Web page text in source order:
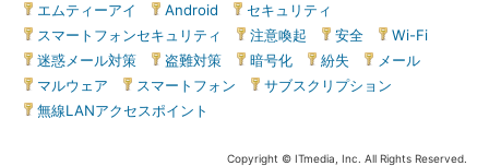
エムティーアイ Android セキュリティ
スマートフォンセキュリティ
注意喚起 安全 Wi-Fi
迷惑メール対策
盗難対策 暗号化 紛失 メール
マルウェア
スマートフォン サブスクリプション
無線LANアクセスポイント
Copyright © ITmedia, Inc. All Rights Reserved.